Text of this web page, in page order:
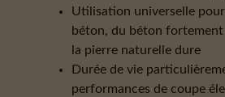
Utilisation universelle
béton, du béton fortement
la pierre naturelle dure
Durée de vie
performances de coupe